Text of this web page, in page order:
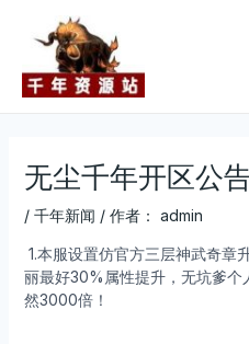
无尘千年开区公
/ 千年新闻 / 作者： admin
1.本服设置仿官方三层神武奇章
丽最好30%属性提升，无坑爹
然3000倍！
navigation